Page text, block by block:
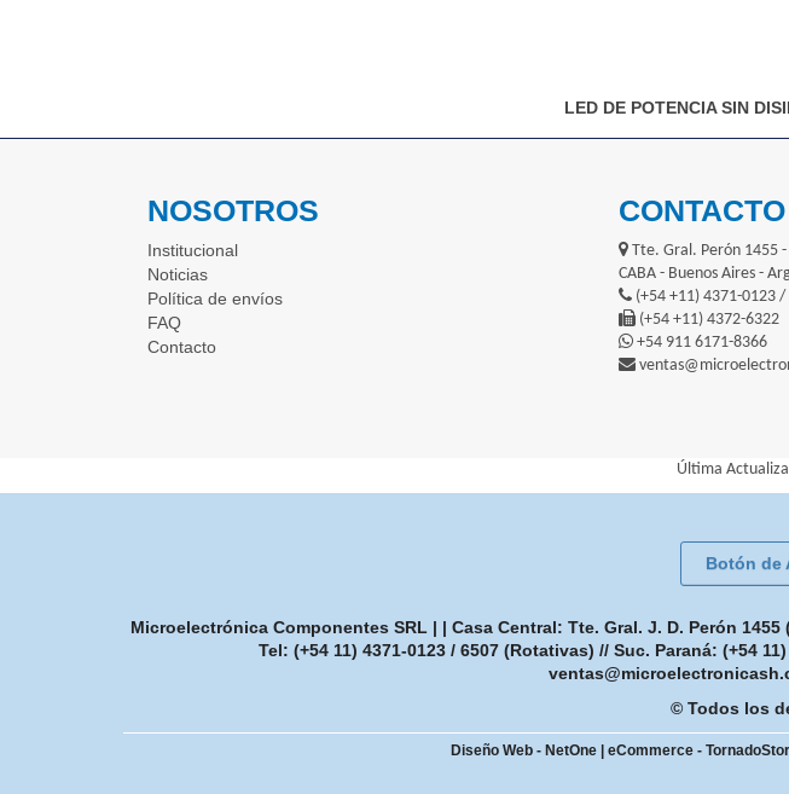
LED DE POTENCIA SIN
NOSOTROS
Institucional
Noticias
Política de envíos
FAQ
Contacto
CONTACTO
Tte. Gral. Perón 1455
CABA - Buenos Aires -
(+54 +11) 4371-0123 /
(+54 +11) 4372-6322
+54 911 6171-8366
Última
Botón de
Microelectrónica Componentes SRL | | Casa Central: Tte. Gral. J. D. Perón
Tel: (+54 11) 4371-0123 / 6507 (Rotativas) // Suc. Paraná: (+54
© Todos los
Diseño Web - NetOne | eCommerce -